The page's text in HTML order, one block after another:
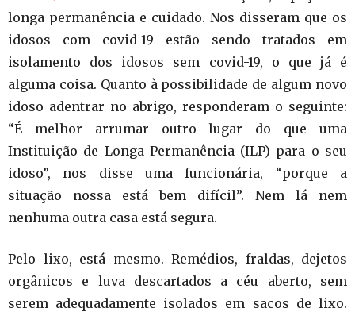
longa permanência e cuidado. Nos disseram que os
idosos com covid-19 estão sendo tratados em
isolamento dos idosos sem covid-19, o que já é
alguma coisa. Quanto à possibilidade de algum novo
idoso adentrar no abrigo, responderam o seguinte:
“É melhor arrumar outro lugar do que uma
Instituição de Longa Permanência (ILP) para o seu
idoso”, nos disse uma funcionária, “porque a
situação nossa está bem difícil”. Nem lá nem
nenhuma outra casa está segura.
Pelo lixo, está mesmo. Remédios, fraldas, dejetos
orgânicos e luva descartados a céu aberto, sem
serem adequadamente isolados em sacos de lixo.